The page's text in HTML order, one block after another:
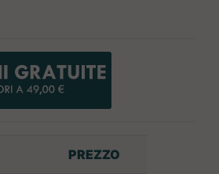
PREZZO